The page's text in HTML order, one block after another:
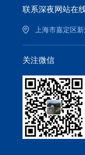
联系深夜网站在
上海市嘉定区
关注微信